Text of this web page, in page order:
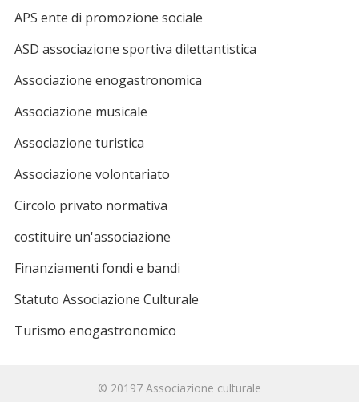
APS ente di promozione sociale
ASD associazione sportiva dilettantistica
Associazione enogastronomica
Associazione musicale
Associazione turistica
Associazione volontariato
Circolo privato normativa
costituire un'associazione
Finanziamenti fondi e bandi
Statuto Associazione Culturale
Turismo enogastronomico
© 20197 Associazione culturale